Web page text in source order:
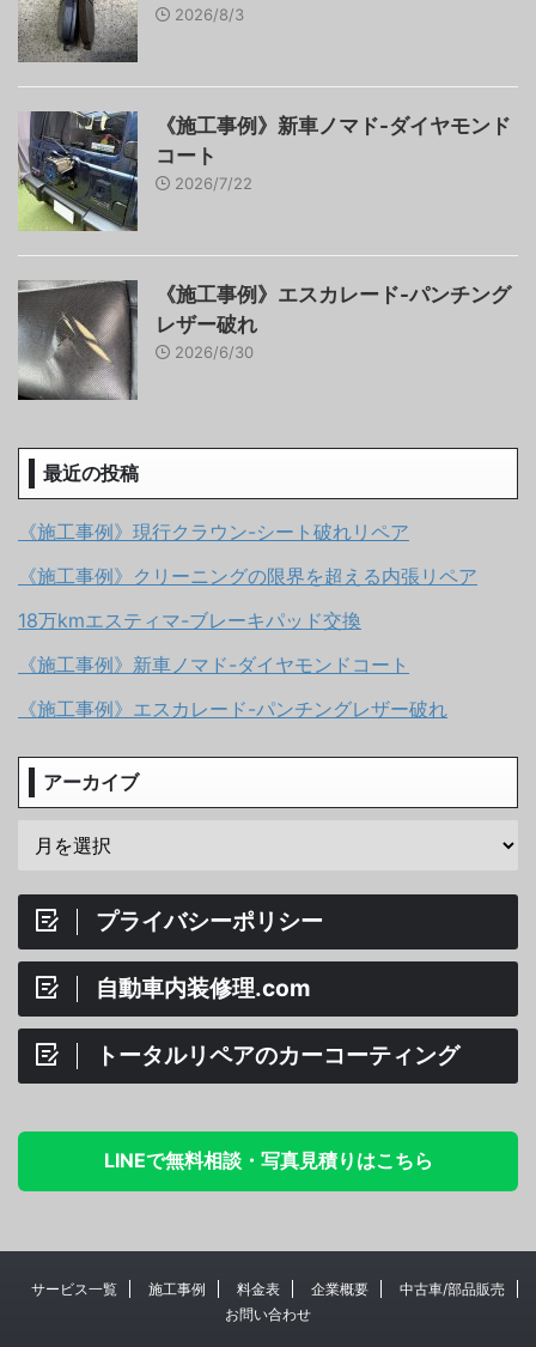
2026/8/3
《施工事例》新車ノマド-ダイヤモンド
コート
2026/7/22
《施工事例》エスカレード-パンチング
レザー破れ
2026/6/30
最近の投稿
《施工事例》現行クラウン-シート破れリペア
《施工事例》クリーニングの限界を超える内張リペア
18万kmエスティマ-ブレーキパッド交換
《施工事例》新車ノマド-ダイヤモンドコート
《施工事例》エスカレード-パンチングレザー破れ
アーカイブ
プライバシーポリシー
自動車内装修理.com
トータルリペアのカーコーティング
LINEで無料相談・写真見積りはこちら
サービス一覧 施工事例 料金表 企業概要
中古車/部品販売
お問い合わせ